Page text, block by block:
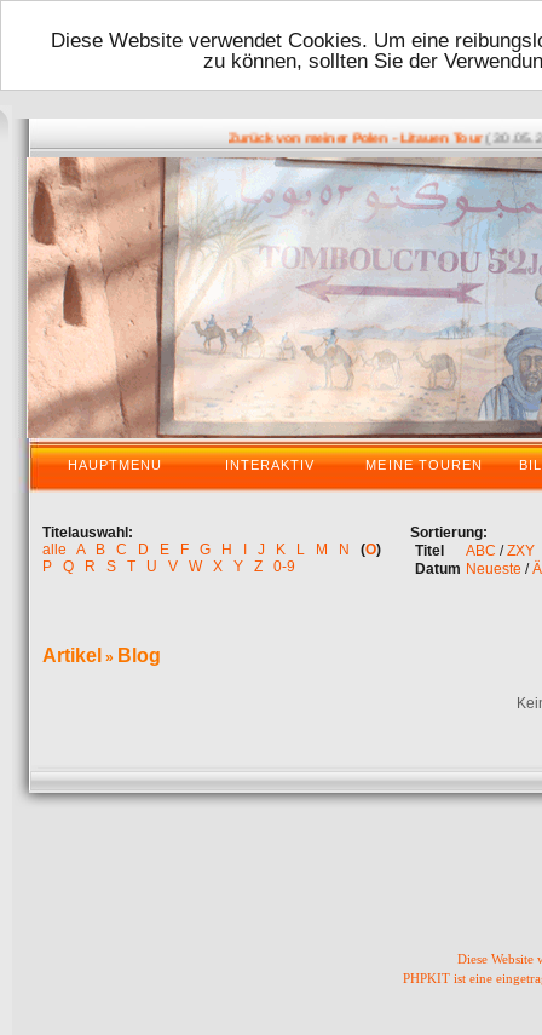
Diese Website verwendet Cookies. Um eine
zu können, sollten Sie der
Zurück von meiner Polen - Litauen Tour(
HAUPTMENU INTERAKTIV MEINE TOUREN
Titelauswahl:
alle
A B C D E F G H J K L M N (O)
P
Q R S T U V W X Y Z 0-9
Sortierung:
Titel
ABC /ZXY
Datum Neueste /
Artikel » Blog
Diese Website
PHPKIT ist eine